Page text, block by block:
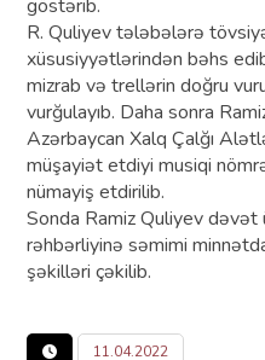
göstərib.
R. Quliyev tələbələrə
xüsusiyyətlərindən bəhs
mizrab və trellərin doğru
vurğulayıb. Daha sonra
Azərbaycan Xalq Çalğı
müşayiət etdiyi musiqi
nümayiş etdirilib.
Sonda Ramiz Quliyev dəvət
rəhbərliyinə səmimi
şəkilləri çəkilib.
11.04.2022